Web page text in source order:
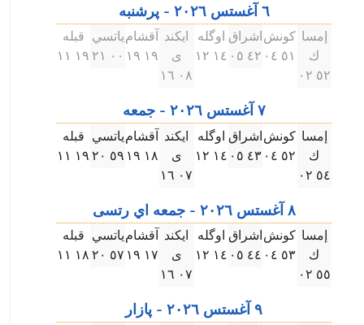
٦ آغستس ۲۰۲٦ - پرشنبه
إمسا
ك
٥۲ ۰۲
كونش
٥۱ ۰٤
اشراق
٤۲ ۰٥
اوگله
۱٤ ۱۲
ايكند
ى
۰٨ ۱٦
آقشام
۱٩ ۱٩
ياتسي
۰۰ ۲۱
قبله
۱٩ ۱۱
٧ آغستس ۲۰۲٦ - جمعه
إمسا
ك
٥٤ ۰۲
كونش
٥۲ ۰٤
اشراق
٤۳ ۰٥
اوگله
۱٤ ۱۲
ايكند
ى
۰٧ ۱٦
آقشام
۱٨ ۱٩
ياتسي
٥٩ ۲۰
قبله
۱٩ ۱۱
٨ آغستس ۲۰۲٦ - جمعه اي رتسى
إمسا
ك
٥٥ ۰۲
كونش
٥۳ ۰٤
اشراق
٤٤ ۰٥
اوگله
۱٤ ۱۲
ايكند
ى
۰٧ ۱٦
آقشام
۱٧ ۱٩
ياتسي
٥٧ ۲۰
قبله
۱٨ ۱۱
٩ آغستس ۲۰۲٦ - پازار